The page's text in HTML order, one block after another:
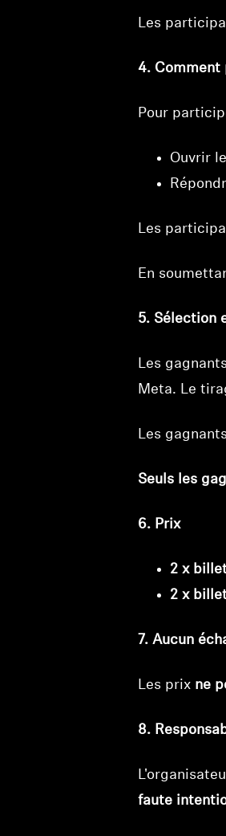
Les
4.
Pour
Ouvrir
Les
En
5. Sélection
Les
Meta. Le
Les
Seuls les
6. Prix
2 x
2 x
7. Aucun
Les prix ne
8.
faute